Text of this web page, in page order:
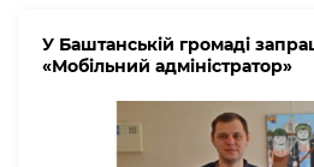
У Баштанській громаді
«Мобільний адміністратор»